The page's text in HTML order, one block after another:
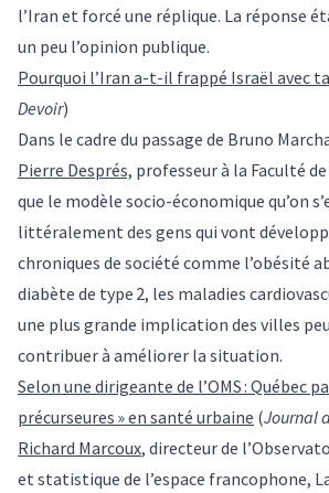
l’Iran et forcé une réplique. La réponse
un peu l’opinion publique.
Pourquoi l’Iran a-t-il frappé Israël avec
Devoir)
Dans le cadre du passage de Bruno
Pierre Després, professeur à la Faculté
que le modèle socio-économique qu’on
littéralement des gens qui vont
chroniques de société comme l’obésité
diabète de type 2, les maladies
une plus grande implication des villes
contribuer à améliorer la situation.
Selon une dirigeante de l’OMS : Québec
précurseures » en santé urbaine (Journal
Richard Marcoux, directeur de
et statistique de l’espace francophone,